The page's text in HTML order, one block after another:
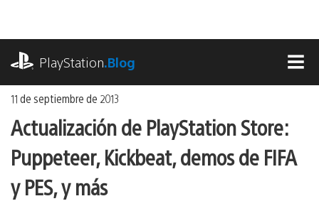
contenido
PlayStation.Blog
11 de septiembre de 2013
Actualización de PlayStation Store:
Puppeteer, Kickbeat, demos de FIFA
y PES, y más